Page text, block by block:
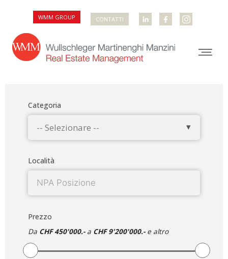
WMM GROUP CONTATTI
Categoria
-- Selezionare --
Località
Prezzo
Da CHF 450'000.- a CHF 9'200'000.- e altro